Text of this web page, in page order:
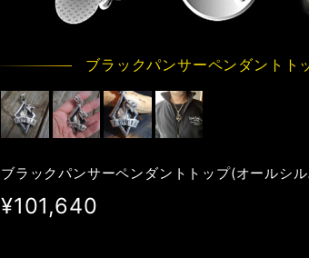
ブラックパンサーペンダントト
ブラックパンサーペンダントトップ(オールシ
¥101,640